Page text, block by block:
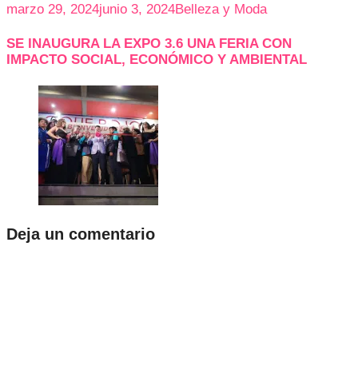
marzo 29, 2024junio 3, 2024Belleza y Moda
SE INAUGURA LA EXPO 3.6 UNA FERIA CON
IMPACTO SOCIAL, ECONÓMICO Y AMBIENTAL
Deja un comentario